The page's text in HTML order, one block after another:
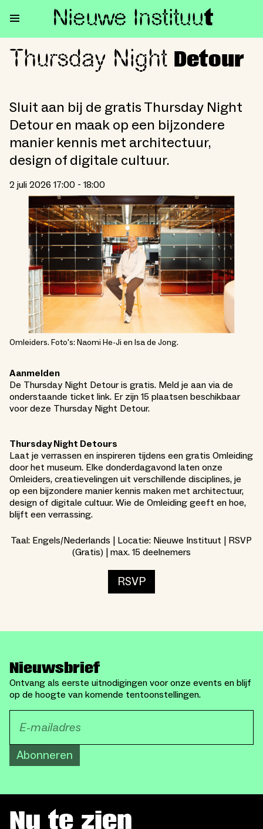
Nieuwe Instituut
Thursday Night Detour
Thursday Night Detour
Sluit aan bij de gratis Thursday Night
Detour en maak op een bijzondere
manier kennis met architectuur,
design of digitale cultuur.
2 juli 2026 17:00 - 18:00
Omleiders. Foto's: Naomi He-Ji en Isa de Jong.
Aanmelden
De Thursday Night Detour is gratis. Meld je aan via de
onderstaande ticket link. Er zijn 15 plaatsen beschikbaar
voor deze Thursday Night Detour.
Thursday Night Detours
Laat je verrassen en inspireren tijdens een gratis Omleiding
door het museum. Elke donderdagavond laten onze
Omleiders, creatievelingen uit verschillende disciplines, je
op een bijzondere manier kennis maken met architectuur,
design of digitale cultuur. Wie de Omleiding geeft en hoe,
blijft een verrassing.
Taal: Engels/Nederlands | Locatie: Nieuwe Instituut | RSVP
(Gratis) | max. 15 deelnemers
RSVP
Nieuwsbrief
Ontvang als eerste uitnodigingen voor onze events en blijf
op de hoogte van komende tentoonstellingen.
Abonneren
Nu te zien